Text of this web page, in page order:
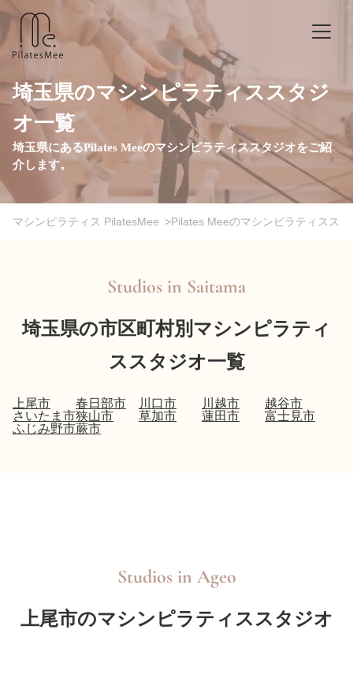
埼玉県のマシンピラティススタジ
オ一覧
埼玉県にあるPilates Meeのマシンピラティススタジオをご紹
介します。
マシンピラティス PilatesMee >Pilates Meeのマシンピラティスス
Studios in Saitama
埼玉県の市区町村別マシンピラティ
ススタジオ一覧
上尾市 春日部市 川口市 川越市
越谷市
さいたま市狭山市 草加市 蓮田市
富士見市
ふじみ野市蕨市
Studios in Ageo
上尾市のマシンピラティススタジオ